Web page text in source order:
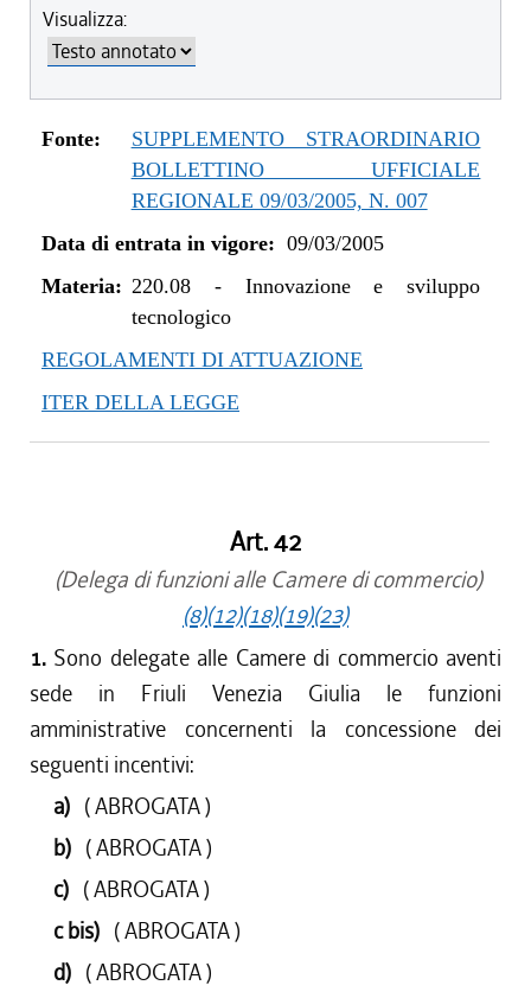
Visualizza:
Fonte:
SUPPLEMENTO STRAORDINARIO
BOLLETTINO UFFICIALE
REGIONALE 09/03/2005, N. 007
Data di entrata in vigore: 09/03/2005
Materia: 220.08- Innovazione e sviluppo
tecnologico
REGOLAMENTI DI ATTUAZIONE
ITER DELLA LEGGE
Art. 42
(Delega di funzioni alle Camere di commercio)
(8)(12)(18)(19)(23)
1. Sono delegate alle Camere di commercio aventi
sede in Friuli Venezia Giulia le funzioni
amministrative concernenti la concessione dei
seguenti incentivi:
a) ( ABROGATA )
b) ( ABROGATA )
c) ( ABROGATA )
c bis) ( ABROGATA )
d) ( ABROGATA )